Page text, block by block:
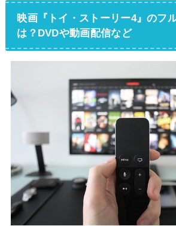
映画『トイ・ストーリー4』のフ
は？DVDや動画配信など